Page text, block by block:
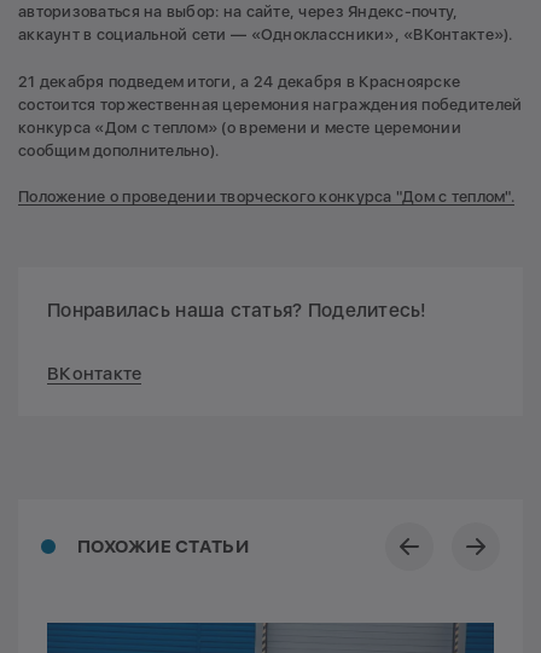
авторизоваться на выбор: на сайте, через Яндекс-почту,
аккаунт в социальной сети — «Одноклассники», «ВКонтакте»).
21 декабря подведем итоги, а 24 декабря в Красноярске
состоится торжественная церемония награждения победителей
конкурса «Дом с теплом» (о времени и месте церемонии
сообщим дополнительно).
Положение о проведении творческого конкурса "Дом с теплом".
Понравилась наша статья? Поделитесь!
ВКонтакте
ПОХОЖИЕ СТАТЬИ